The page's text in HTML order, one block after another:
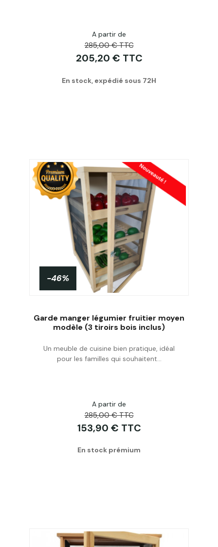
A partir de
285,00 € TTC
205,20 € TTC
En stock, expédié sous 72H
Acheter
-46%
Garde manger légumier fruitier moyen
modèle (3 tiroirs bois inclus)
Un meuble de cuisine bien pratique, idéal
pour les familles qui souhaitent...
A partir de
285,00 € TTC
153,90 € TTC
En stock prémium